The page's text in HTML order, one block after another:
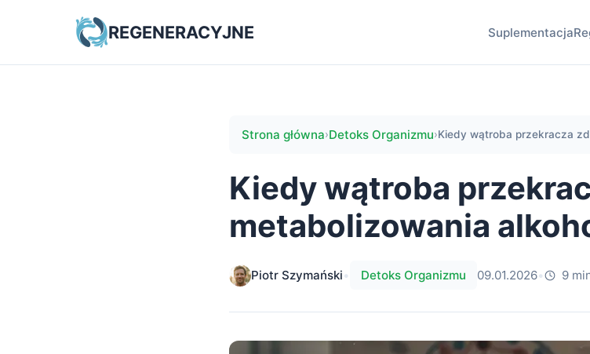
REGENERACYJNE Suplementacja
Strona główna›Detoks Organizmu›Kiedy wątroba przekracza
Kiedy wątroba
metabolizowania
Piotr Szymański• Detoks Organizmu 09.01.2026• 9